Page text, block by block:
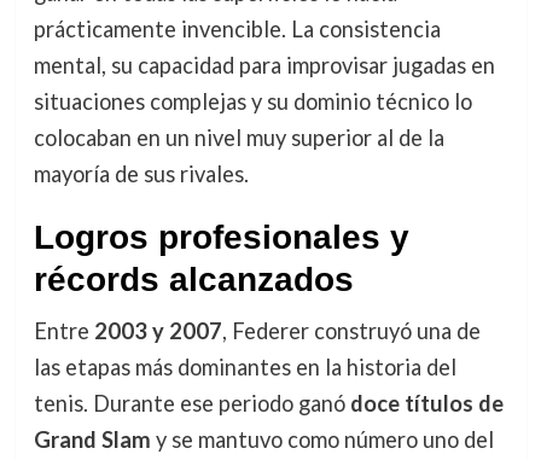
prácticamente invencible. La consistencia
mental, su capacidad para improvisar jugadas en
situaciones complejas y su dominio técnico lo
colocaban en un nivel muy superior al de la
mayoría de sus rivales.
Logros profesionales y
récords alcanzados
Entre 2003 y 2007, Federer construyó una de
las etapas más dominantes en la historia del
tenis. Durante ese periodo ganó doce títulos de
Grand Slam y se mantuvo como número uno del